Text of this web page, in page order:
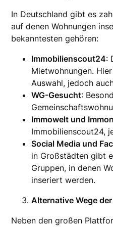
In Deutschland gibt es
auf denen Wohnungen
bekanntesten gehören:
Immobilienscout24:
Mietwohnungen.
Auswahl, jedoch
WG-Gesucht:
Immowelt und
Immobilienscout24,
Social Media und
in Großstädten gibt
Gruppen, in denen
inseriert werden.
Alternative Wege
Neben den großen